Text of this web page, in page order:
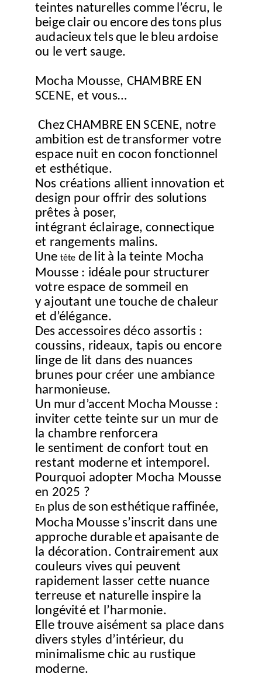
teintes naturelles comme l’écru, le
beigeclairou encoredestons plus
audacieuxtelsque le bleu ardoise
ou le vert sauge.
Mocha Mousse, CHAMBRE EN
SCENE, et vous…
ChezCHAMBRE EN SCENE, notre
ambition est detransformer votre
espace nuit en cocon fonctionnel
et esthétique.
Nos créations allient innovation et
design pour offrir des solutions
prêtes à poser,
intégrant éclairage, connectique
et rangements malins.
Une tête de lit à la teinte Mocha
Mousse : idéale pour structurer
votre espace de sommeil en
y ajoutant une touche de chaleur
et d’élégance.
Des accessoires déco assortis :
coussins, rideaux, tapis ou encore
linge de lit dans des nuances
brunes pour créer une ambiance
harmonieuse.
Un murd’accent Mocha Mousse :
inviter cette teinte sur un murde
la chambre renforcera
le sentiment de confort tout en
restant moderne et intemporel.
Pourquoi adopter Mocha Mousse
en 2025 ?
En plus de son esthétique raffinée,
Mocha Mousse s’inscrit dans une
approche durableet apaisante de
la décoration. Contrairement aux
couleurs vives qui peuvent
rapidement lasser cette nuance
terreuse et naturelle inspire la
longévité et l’harmonie.
Elle trouve aisément sa place dans
divers styles d’intérieur, du
minimalisme chic au rustique
moderne.